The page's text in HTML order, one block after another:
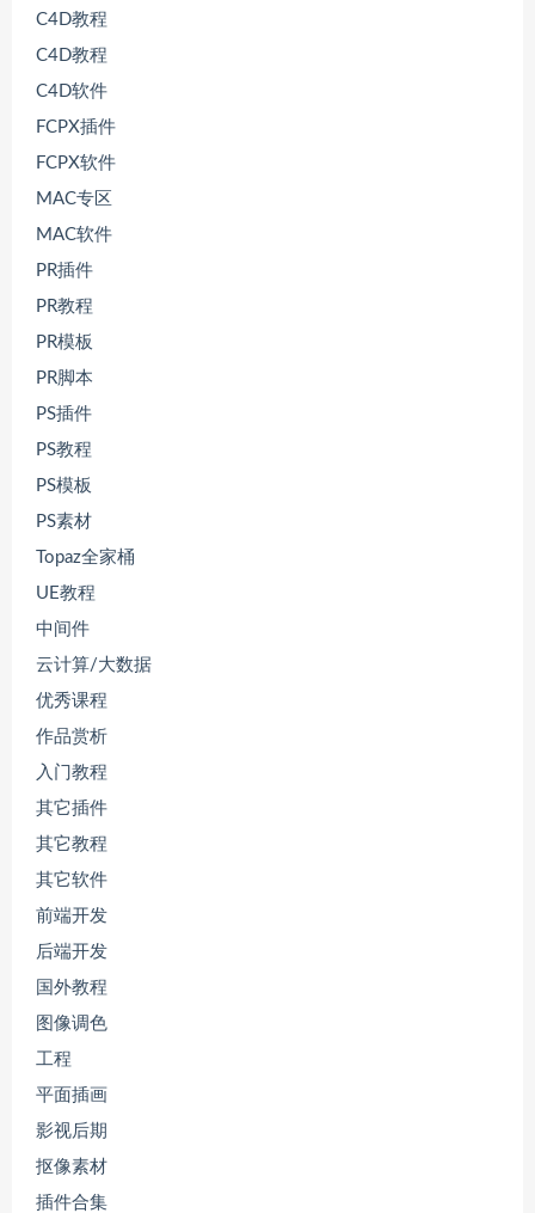
C4D教程
C4D教程
C4D软件
FCPX插件
FCPX软件
MAC专区
MAC软件
PR插件
PR教程
PR模板
PR脚本
PS插件
PS教程
PS模板
PS素材
Topaz全家桶
UE教程
中间件
云计算/大数据
优秀课程
作品赏析
入门教程
其它插件
其它教程
其它软件
前端开发
后端开发
国外教程
图像调色
工程
平面插画
影视后期
抠像素材
插件合集